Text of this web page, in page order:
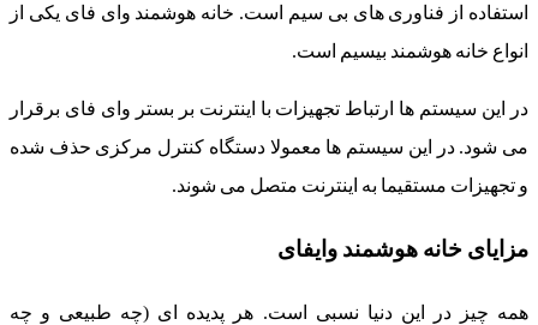
استفاده از فناوری های بی سیم است. خانه هوشمند وای فای یکی از
انواع خانه هوشمند بیسیم است.
در این سیستم ها ارتباط تجهیزات با اینترنت بر بستر وای فای برقرار
می شود. در این سیستم ها معمولا دستگاه کنترل مرکزی حذف شده
و تجهیزات مستقیما به اینترنت متصل می شوند.
مزایای خانه هوشمند وایفای
همه چیز در این دنیا نسبی است. هر پدیده ای (چه طبیعی و چه